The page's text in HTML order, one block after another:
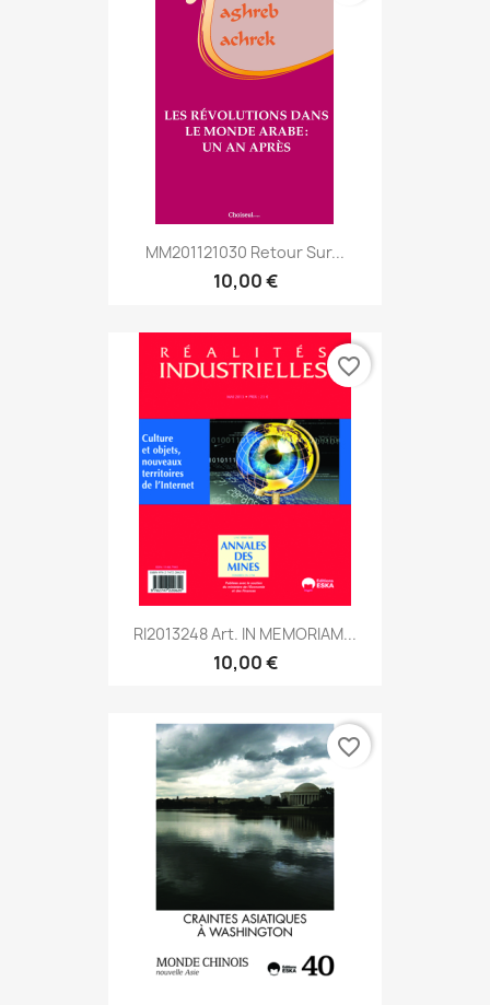
MM201121030 Retour Sur...
10,00 €
RI2013248 Art. IN MEMORIAM...
10,00 €
favorite_border
favorite_border